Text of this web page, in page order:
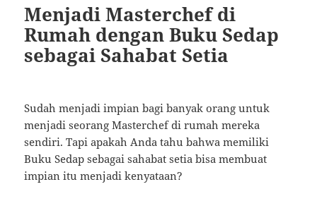
Menjadi Masterchef di
Rumah dengan Buku Sedap
sebagai Sahabat Setia
Sudah menjadi impian bagi banyak orang untuk
menjadi seorang Masterchef di rumah mereka
sendiri. Tapi apakah Anda tahu bahwa memiliki
Buku Sedap sebagai sahabat setia bisa membuat
impian itu menjadi kenyataan?